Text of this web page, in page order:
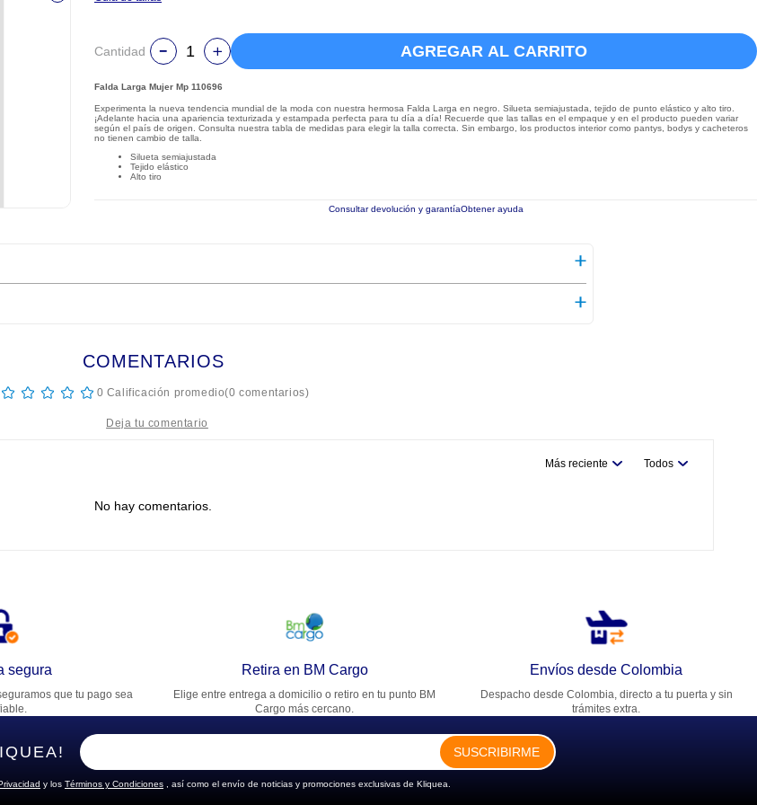
Cantidad AGREGAR AL CARRITO
Falda Larga Mujer Mp 110696
Experimenta la nueva tendencia mundial de la moda con nuestra hermosa Falda Larga en negro. Silueta semiajustada, tejido de punto elástico y alto tiro.
¡Adelante hacia una apariencia texturizada y estampada perfecta para tu día a día! Recuerde que las tallas en el empaque y en el producto pueden variar
según el país de origen. Consulta nuestra tabla de medidas para elegir la talla correcta. Sin embargo, los productos interior como pantys, bodys y cacheteros
no tienen cambio de talla.
Silueta semiajustada
Tejido elástico
Alto tiro
Consultar devolución y garantíaObtener ayuda
COMENTARIOS
☆ ☆ ☆ ☆ ☆ 0 Calificación promedio(0 comentarios)
email
Más reciente Todos
No hay comentarios.
segura
que tu pago sea
Retira en BM Cargo
Elige entre entrega a domicilio o retiro en tu punto BM
Cargo más cercano.
Envíos desde Colombia
Despacho desde Colombia, directo a tu puerta y sin
trámites extra.
SUSCRIBIRME
y los Términos y Condiciones , así como el envío de noticias y promociones exclusivas de Kliquea.